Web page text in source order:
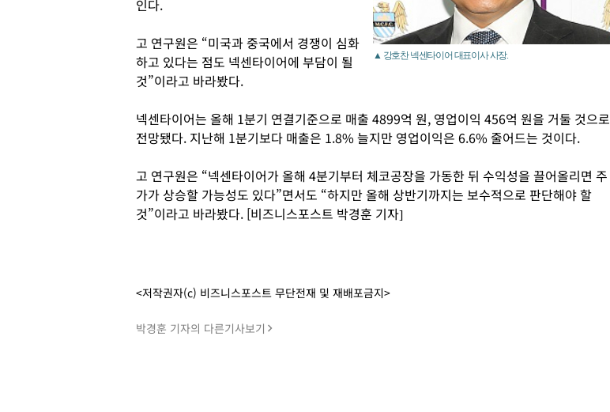
▲ 강호찬 넥센타이어 대표이사 사장.
인다.
고 연구원은 “미국과 중국에서 경쟁이 심화
하고 있다는 점도 넥센타이어에 부담이 될
것”이라고 바라봤다.
넥센타이어는 올해 1분기 연결기준으로 매출 4899억 원, 영업이익 456억 원을 거둘 것으로
전망됐다. 지난해 1분기보다 매출은 1.8% 늘지만 영업이익은 6.6% 줄어드는 것이다.
고 연구원은 “넥센타이어가 올해 4분기부터 체코공장을 가동한 뒤 수익성을 끌어올리면 주
가가 상승할 가능성도 있다”면서도 “하지만 올해 상반기까지는 보수적으로 판단해야 할
것”이라고 바라봤다. [비즈니스포스트 박경훈 기자]
<저작권자(c) 비즈니스포스트 무단전재 및 재배포금지>
박경훈 기자의 다른기사보기